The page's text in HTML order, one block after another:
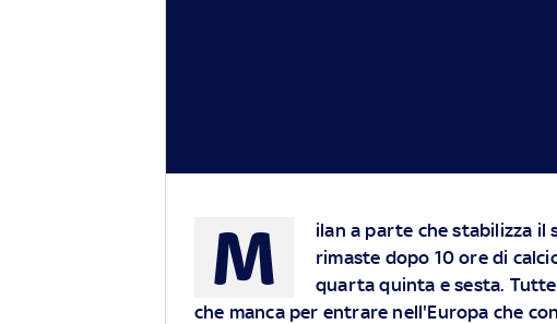
M
ilan a parte che stabilizza
rimaste dopo 10 ore di
quarta quinta e sesta.
che manca per entrare nell'Europa che